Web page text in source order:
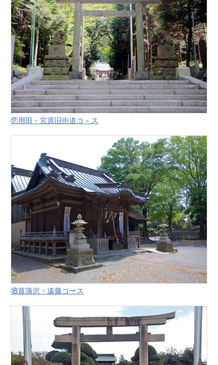
⑰用田・宮原旧街道コ－ス
⑱菖蒲沢・遠藤コース